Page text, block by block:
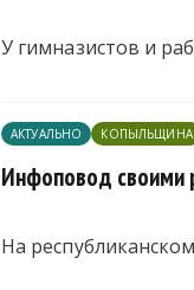
У гимназистов и
АКТУАЛЬНО КОПЫЛЬЩИНА
Инфоповод своими
На